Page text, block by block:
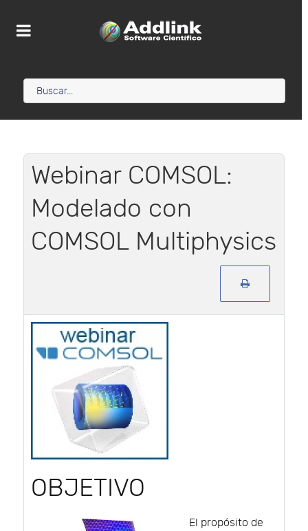
Webinar COMSOL:
Modelado con
COMSOL Multiphysics
OBJETIVO
El propósito de